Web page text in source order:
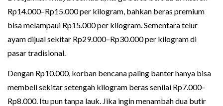
Rp14.000–Rp15.000 per kilogram, bahkan beras premium
bisa melampaui Rp15.000 per kilogram. Sementara telur
ayam dijual sekitar Rp29.000–Rp30.000 per kilogram di
pasar tradisional.
Dengan Rp10.000, korban bencana paling banter hanya bisa
membeli sekitar setengah kilogram beras senilai Rp7.000–
Rp8.000. Itu pun tanpa lauk. Jika ingin menambah dua butir